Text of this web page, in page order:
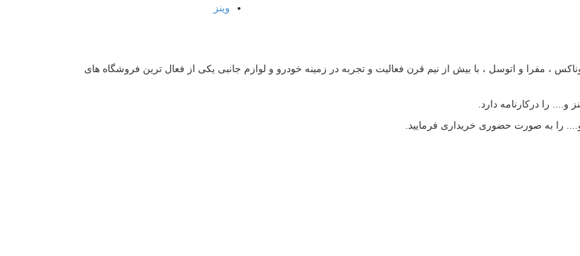
وینز
های وورث ، سوناکس ، مفرا و اتوسل ، با بیش از نیم قرن فعالیت و تجربه در زمینه خودرو و لوازم جانبی یکی از فعال ترین فروشگاه های
و.... را درکارنامه دارد.
را به صورت حضوری خریداری فرمایید.